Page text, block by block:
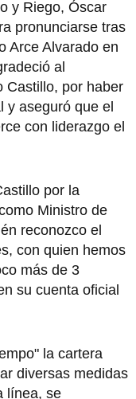
y Riego, Óscar
pronunciarse tras
Arce Alvarado en
al
Castillo, por haber
y aseguró que el
con liderazgo el
por la
Ministro de
reconozco el
con quien hemos
más de 3
su cuenta oficial
la cartera
diversas medidas
línea, se